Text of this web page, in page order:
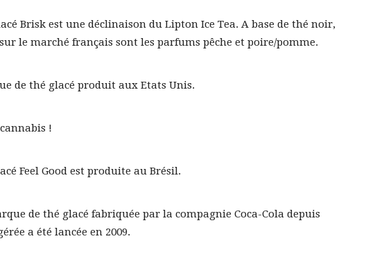
Brisk est une déclinaison du Lipton Ice Tea. A base de thé noir,
le marché français sont les parfums pêche et poire/pomme.
de thé glacé produit aux Etats Unis.
!
Feel Good est produite au Brésil.
de thé glacé fabriquée par la compagnie Coca-Cola depuis
a été lancée en 2009.